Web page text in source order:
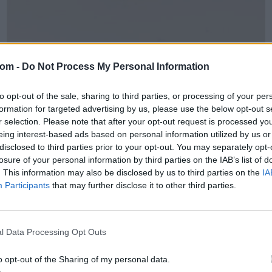
- Do Not Process My Personal Information
opt-out of the sale, sharing to third parties, or processing of your
for targeted advertising by us, please use the below opt-out
selection. Please note that after your opt-out request is processed
interest-based ads based on personal information utilized by us
to third parties prior to your opt-out. You may separately
of your personal information by third parties on the IAB’s list of
This information may also be disclosed by us to third parties on the
Participants that may further disclose it to other third parties.
Data Processing Opt Outs
opt-out of the Sharing of my personal data.
Függelék , Bajor tallér, festett zománc Mária
ábrázolással, 1773.
Függelék Ezüst, 23 g. Bajor tallér, a bajor
választófejedelemség idejéből (1773). Hátoldalán ágyazott
zománc festésű Madonna ábrázolással (XIX. század). Német,
1773. Átm.: 4 cm
Aukció időpontja: 2021-05-05 17:00